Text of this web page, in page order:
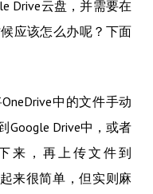
Drive云盘，并需要在
应该怎么办呢？下面
中的文件手动
Google Drive中，或者
来，再上传文件到
来很简单，但实则麻